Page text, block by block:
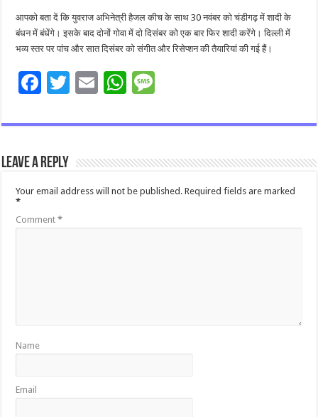
आपको बता दें कि युवराज अभिनेत्री हैजल कीच के साथ 30 नवंबर को चंडीगढ़ में शादी के
बंधन में बंधेंगे। इसके बाद दोनों गोवा में दो दिसंबर को एक बार फिर शादी करेंगे। दिल्ली में
भव्य स्तर पर पांच और सात दिसंबर को संगीत और रिसेप्शन की तैयारियां की गई हैं।
F
e
b
o
o
k
T
tt
E
ai
W
at
p
p
sa
e
Leave a Reply
Your email address will not be published. Required fields are marked
*
Comment*
Name
Email